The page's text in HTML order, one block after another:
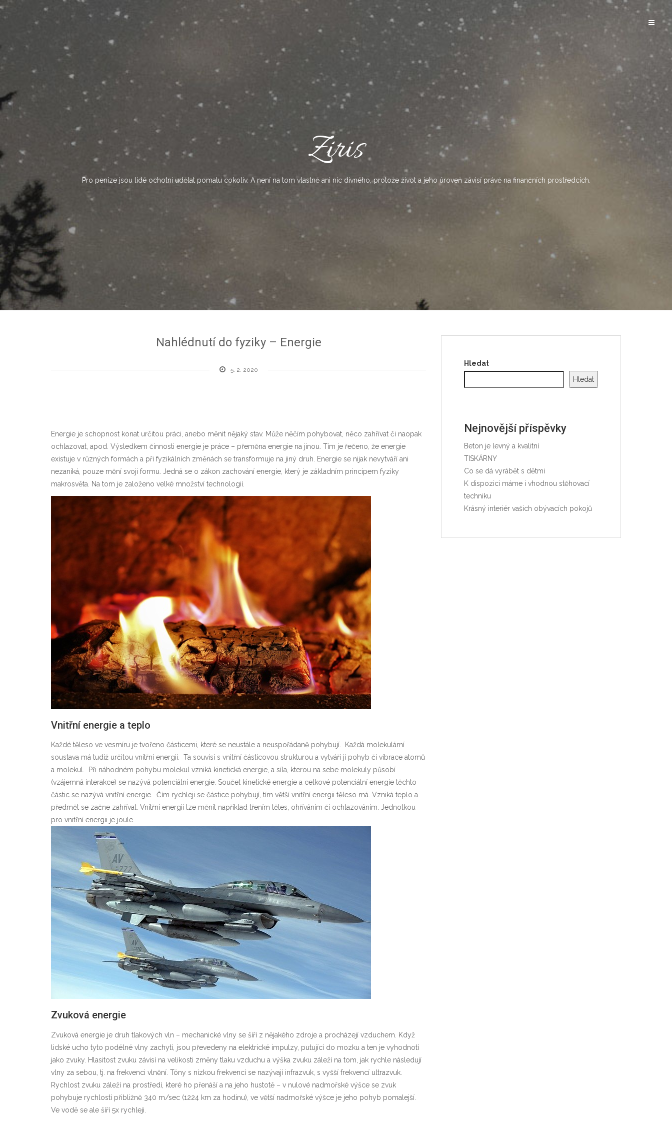
Skip
Ziris
Pro peníze jsou lidé ochotni udělat pomalu cokoliv. A není na tom vlastně ani nic divného, protože život a jeho úroveň závisí právě na finančních prostředcích.
Nahlédnutí do fyziky – Energie
5. 2. 2020
Energie je schopnost konat určitou práci, anebo měnit nějaký stav. Může něčím pohybovat, něco zahřívat či naopak
ochlazovat, apod. Výsledkem činnosti energie je práce – přeměna energie na jinou. Tím je řečeno, že energie
existuje v různých formách a při fyzikálních změnách se transformuje na jiný druh. Energie se nijak nevytváří ani
nezaniká, pouze mění svoji formu. Jedná se o zákon zachování energie, který je základním principem fyziky
makrosvěta. Na tom je založeno velké množství technologií.
Vnitřní energie a teplo
Každé těleso ve vesmíru je tvořeno částicemi, které se neustále a neuspořádaně pohybují.
Každá molekulární
soustava má tudíž určitou vnitřní energii. Ta souvisí s vnitřní částicovou strukturou a vytváří ji pohyb či vibrace atomů
a molekul.
Při náhodném pohybu molekul vzniká kinetická energie, a síla, kterou na sebe molekuly působí
(vzájemná interakce) se nazývá potenciální energie. Součet kinetické energie a celkové potenciální energie těchto
částic se nazývá vnitřní energie. Čím rychleji se částice pohybují, tím větší vnitřní energii těleso má. Vzniká teplo a
předmět se začne zahřívat. Vnitřní energii lze měnit například třením těles, ohříváním či ochlazováním. Jednotkou
pro vnitřní energii je joule.
Zvuková energie
Zvuková energie je druh tlakových vln – mechanické vlny se šíří z nějakého zdroje a procházejí vzduchem. Když
lidské ucho tyto podélné vlny zachytí, jsou převedeny na elektrické impulzy, putující do mozku a ten je vyhodnotí
jako zvuky. Hlasitost zvuku závisí na velikosti změny tlaku vzduchu a výška zvuku záleží na tom, jak rychle následují
vlny za sebou, tj. na frekvenci vlnění. Tóny s nízkou frekvencí se nazývají infrazvuk, s vyšší frekvencí ultrazvuk.
Rychlost zvuku záleží na prostředí, které ho přenáší a na jeho hustotě – v nulové nadmořské výšce se zvuk
pohybuje rychlostí přibližně 340 m/sec (1224 km za hodinu), ve větší nadmořské výšce je jeho pohyb pomalejší.
Ve vodě se ale šíří 5x rychleji.
Hledat
Hledat
Nejnovější příspěvky
Beton je levný a kvalitní
TISKÁRNY
Co se dá vyrábět s dětmi
K dispozici máme i vhodnou stěhovací
techniku
Krásný interiér vašich obývacích pokojů